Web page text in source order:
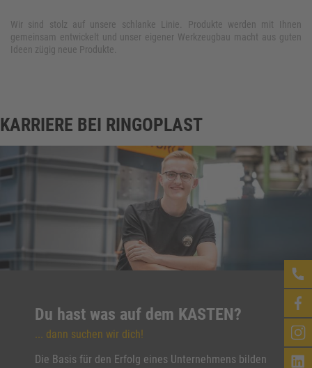
Wir sind stolz auf unsere schlanke Linie. Produkte werden mit Ihnen
gemeinsam entwickelt und unser eigener Werkzeugbau macht aus guten
Ideen zügig neue Produkte.
KARRIERE BEI RINGOPLAST
Du hast was auf dem KASTEN?
... dann suchen wir dich!
Die Basis für den Erfolg eines Unternehmens bilden